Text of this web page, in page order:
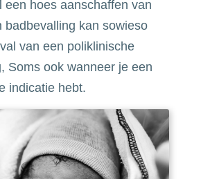
een hoes aanschaffen van
badbevalling kan sowieso
van een poliklinische
Soms ook wanneer je een
indicatie hebt.